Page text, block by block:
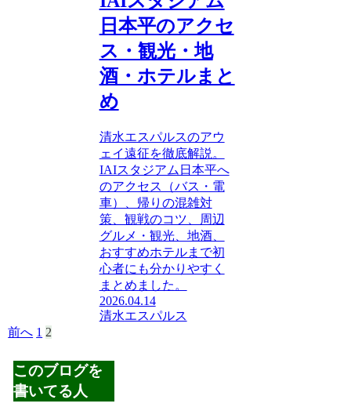
日本平のアクセ
ス・観光・地
酒・ホテルまと
め
清水エスパルスのアウ
ェイ遠征を徹底解説。
IAIスタジアム日本平へ
のアクセス（バス・電
車）、帰りの混雑対
策、観戦のコツ、周辺
グルメ・観光、地酒、
おすすめホテルまで初
心者にも分かりやすく
まとめました。
2026.04.14
清水エスパルス
前へ 1 2
このブログを
書いてる人